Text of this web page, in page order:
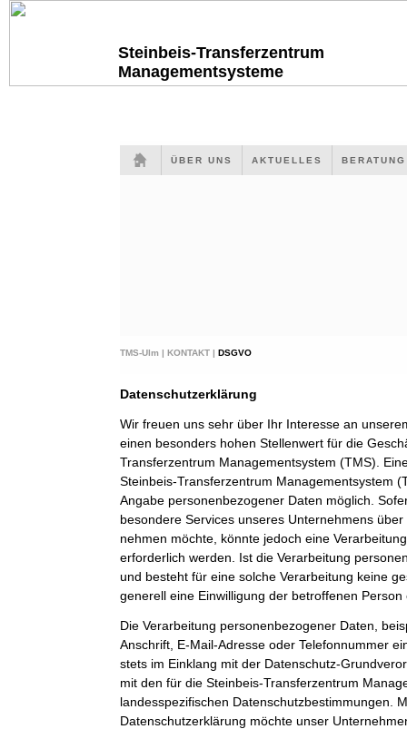
Steinbeis-Transferzentrum
Managementsysteme
ÜBER UNS AKTUELLES
TMS-Ulm | KONTAKT | DSGVO
Datenschutzerklärung
Wir freuen uns sehr über Ihr Interesse an
einen besonders hohen Stellenwert für die
Transferzentrum Managementsystem (TMS).
Steinbeis-Transferzentrum Managementsystem
Angabe personenbezogener Daten möglich.
besondere Services unseres Unternehmens
nehmen möchte, könnte jedoch eine
erforderlich werden. Ist die Verarbeitung
und besteht für eine solche Verarbeitung keine
generell eine Einwilligung der betroffenen Person
Die Verarbeitung personenbezogener Daten,
Anschrift, E-Mail-Adresse oder Telefonnummer
stets im Einklang mit der Datenschutz-
mit den für die Steinbeis-Transferzentrum
landesspezifischen Datenschutzbestimmungen.
Datenschutzerklärung möchte unser